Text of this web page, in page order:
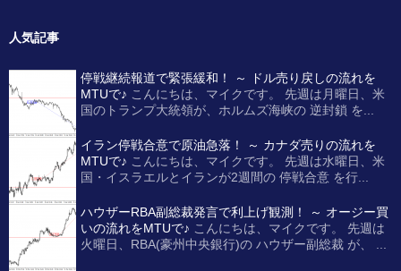
人気記事
停戦継続報道で緊張緩和！ ～ ドル売り戻しの流れを
MTUで♪ こんにちは、マイクです。 先週は月曜日、米
国のトランプ大統領が、ホルムズ海峡の 逆封鎖 を...
イラン停戦合意で原油急落！ ～ カナダ売りの流れを
MTUで♪ こんにちは、マイクです。 先週は水曜日、米
国・イスラエルとイランが2週間の 停戦合意 を行...
ハウザーRBA副総裁発言で利上げ観測！ ～ オージー買
いの流れをMTUで♪ こんにちは、マイクです。 先週は
火曜日、RBA(豪州中央銀行)の ハウザー副総裁 が、 ...